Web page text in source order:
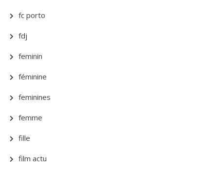
fc porto
fdj
feminin
féminine
feminines
femme
fille
film actu